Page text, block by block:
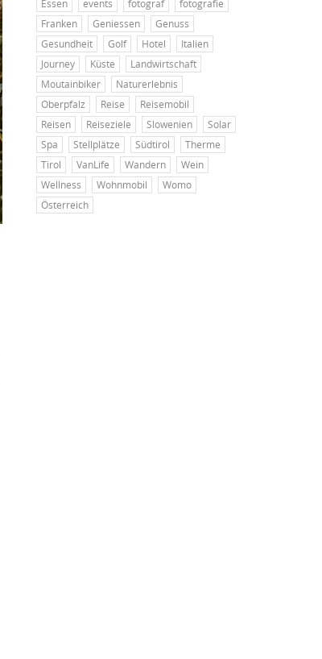
Essen
events fotograf
fotografie
Franken
Geniessen
Genuss
Gesundheit
Golf Hotel
Italien
Journey
Küste
Landwirtschaft
Moutainbiker
Naturerlebnis
Oberpfalz
Reise
Reisemobil
Reisen
Reiseziele Slowenien
Solar
Spa
Stellplätze Südtirol
Therme
Tirol
VanLife Wandern
Wein
Wellness
Wohnmobil
Womo
Österreich